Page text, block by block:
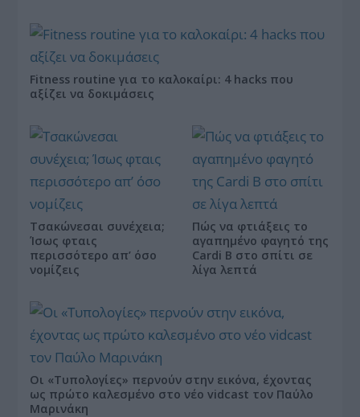
Fitness routine για το καλοκαίρι: 4 hacks που
αξίζει να δοκιμάσεις
Τσακώνεσαι συνέχεια;
Ίσως φταις
περισσότερο απ’ όσο
νομίζεις
Πώς να φτιάξεις το
αγαπημένο φαγητό της
Cardi B στο σπίτι σε
λίγα λεπτά
Οι «Τυπολογίες» περνούν στην εικόνα, έχοντας
ως πρώτο καλεσμένο στο νέο vidcast τον Παύλο
Μαρινάκη